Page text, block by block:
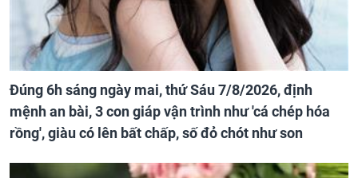
Đúng 6h sáng ngày mai, thứ Sáu 7/8/2026, định
mệnh an bài, 3 con giáp vận trình như 'cá chép hóa
rồng', giàu có lên bất chấp, số đỏ chót như son